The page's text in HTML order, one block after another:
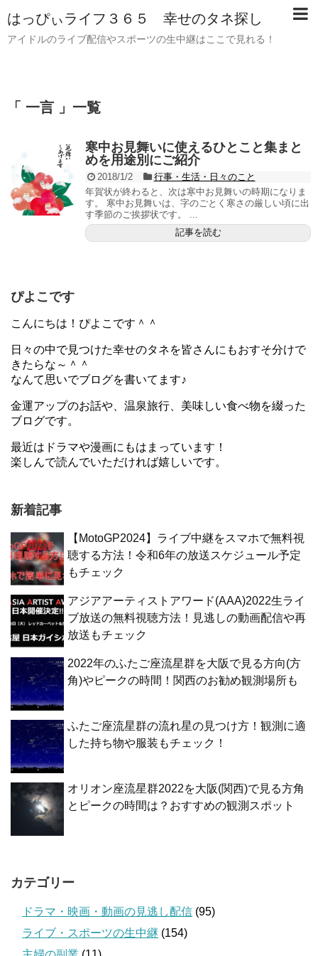
はっぴぃライフ３６５ 幸せのタネ探し
アイドルのライブ配信やスポーツの生中継はここで見れる！
「 一言 」一覧
寒中お見舞いに使えるひとこと集まと
めを用途別にご紹介
2018/1/2
行事・生活・日々のこと
年賀状が終わると、次は寒中お見舞いの時期になりま
す。 寒中お見舞いは、字のごとく寒さの厳しい頃に出
す季節のご挨拶状です。 ...
記事を読む
ぴよこです
こんにちは！ぴよこです＾＾
日々の中で見つけた幸せのタネを皆さんにもおすそ分けで
きたらな～＾＾
なんて思いでブログを書いてます♪
金運アップのお話や、温泉旅行、美味しい食べ物を綴った
ブログです。
最近はドラマや漫画にもはまっています！
楽しんで読んでいただければ嬉しいです。
新着記事
【MotoGP2024】ライブ中継をスマホで無料視
聴する方法！令和6年の放送スケジュール予定
もチェック
アジアアーティストアワード(AAA)2022生ライ
ブ放送の無料視聴方法！見逃しの動画配信や再
放送もチェック
2022年のふたご座流星群を大阪で見る方向(方
角)やピークの時間！関西のお勧め観測場所も
ふたご座流星群の流れ星の見つけ方！観測に適
した持ち物や服装もチェック！
オリオン座流星群2022を大阪(関西)で見る方角
とピークの時間は？おすすめの観測スポット
カテゴリー
ドラマ・映画・動画の見逃し配信 (95)
ライブ・スポーツの生中継 (154)